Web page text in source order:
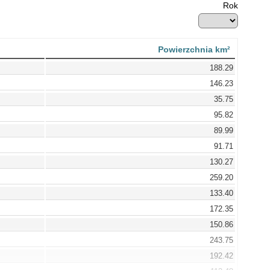
Rok
Powierzchnia km²
188.29
146.23
35.75
95.82
89.99
91.71
130.27
259.20
133.40
172.35
150.86
243.75
192.42